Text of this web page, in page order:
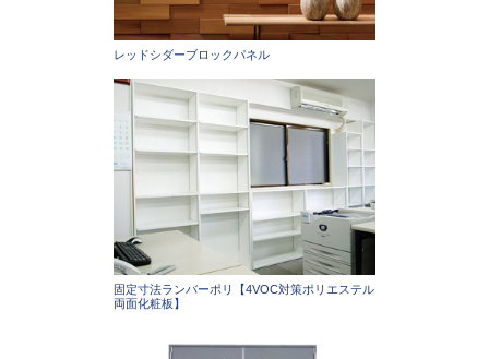
レッドシダーブロックパネル
固定寸法ランバーポリ【4VOC対策ポリエステル
両面化粧板】